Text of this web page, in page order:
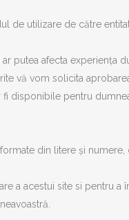
de utilizare de către
putea afecta experiența
vă vom solicita
disponibile pentru
din litere și
a acestui site si pentru